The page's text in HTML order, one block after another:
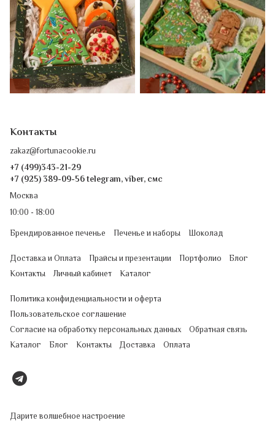
Брендированное печенье Печенье и наборы
Шоколад
Доставка и Оплата
Прайсы и презентации Портфолио
Блог
Контакты
Личный кабинет
Каталог
Политика конфиденциальности и оферта
Пользовательское соглашение
Согласие на обработку персональных данных
Обратная связь
Каталог
Блог Контакты Доставка Оплата
Контакты
zakaz@fortunacookie.ru
+7 (499)343-21-29
+7 (925) 389-09-56 telegram, viber, смс
Москва
10:00 - 18:00
Дарите волшебное настроение